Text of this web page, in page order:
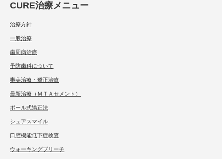
CURE治療メニュー
治療方針
一般治療
歯周病治療
予防歯科について
審美治療・矯正治療
最新治療（ＭＴＡセメント）
ポール式矯正法
シュアスマイル
口腔機能低下症検査
ウォーキングブリーチ